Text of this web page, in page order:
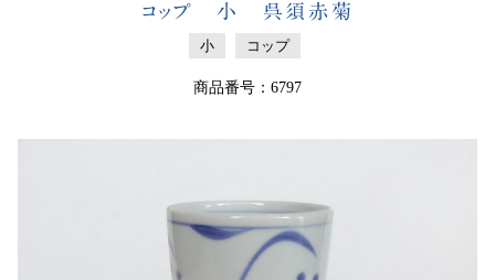
コップ 小 呉須赤菊
小 コップ
商品番号：6797